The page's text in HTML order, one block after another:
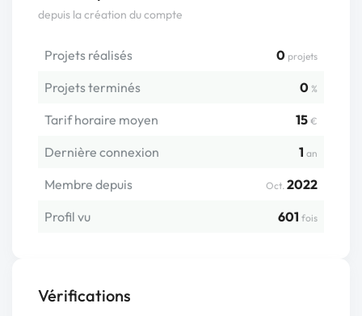
depuis la création du compte
Projets réalisés 0 projets
Projets terminés 0 %
Tarif horaire moyen 15 €
Dernière connexion 1 an
Membre depuis Oct. 2022
Profil vu
601 fois
Vérifications